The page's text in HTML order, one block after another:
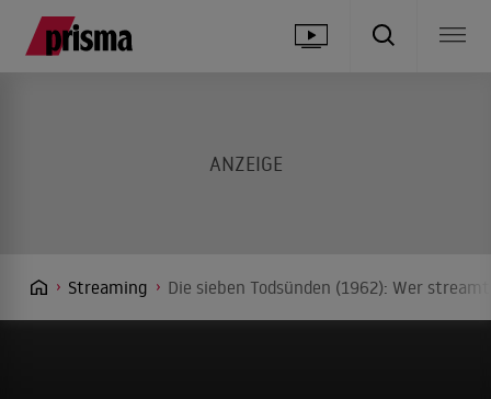
Streaming Die sieben Todsünden (1962): Wer